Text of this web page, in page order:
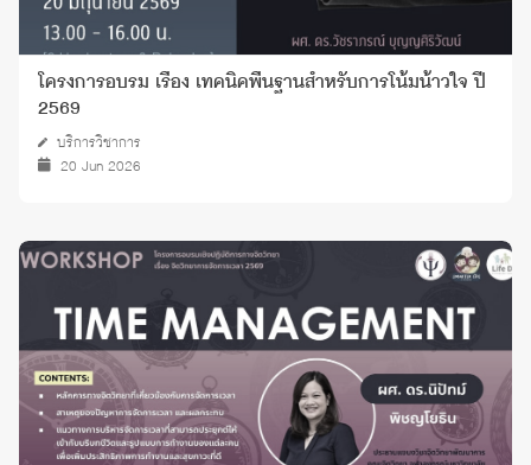
โครงการอบรม เรื่อง เทคนิคพื้นฐานสําหรับการโน้มน้าวใจ ปี
2569
บริการวิชาการ
20 Jun 2026